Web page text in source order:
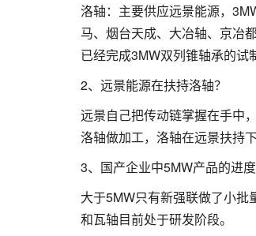
洛轴：主要供应远景能源，
马、烟台天成、大冶轴、京冶
已经完成3MW双列锥轴承的试
2、远景能源在扶持洛轴？
远景自己把传动链掌握在手中
洛轴做加工，洛轴在远景扶持
3、国产企业中5MW产品的进度
大于5MW只有新强联做了小
和瓦轴目前处于研发阶段。